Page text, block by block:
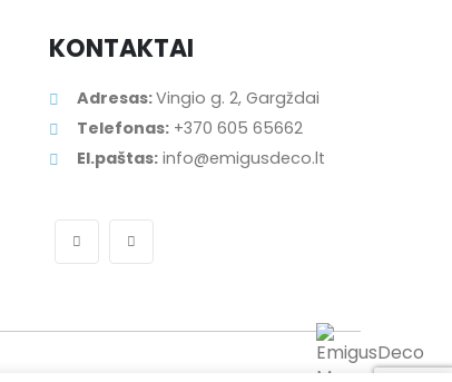
KONTAKTAI
Adresas:Vingio g. 2, Gargždai
Telefonas: +370 605 65662
El.paštas: info@emigusdeco.lt